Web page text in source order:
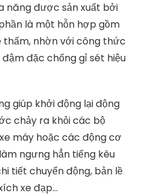
năng được sản xuất bởi
là một hỗn hợp gồm
thấm, nhờn với công thức
đặc chống gỉ sét hiệu
giúp khởi động lại động
chảy ra khỏi các bộ
máy hoặc các động cơ
ngưng hẳn tiếng kêu
tiết chuyển động, bản lề
xe đạp…